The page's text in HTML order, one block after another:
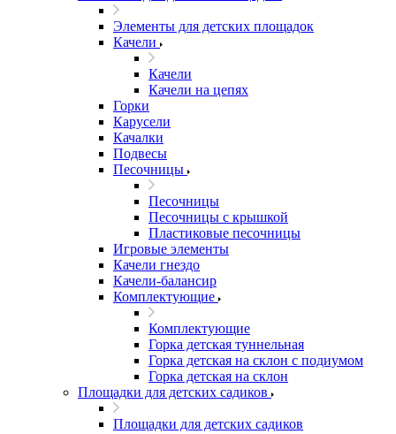
Элементы для детских площадок
Качели
Качели
Качели на цепях
Горки
Карусели
Качалки
Подвесы
Песочницы
Песочницы
Песочницы с крышкой
Пластиковые песочницы
Игровые элементы
Качели гнездо
Качели-балансир
Комплектующие
Комплектующие
Горка детская туннельная
Горка детская на склон с подиумом
Горка детская на склон
Площадки для детских садиков
Площадки для детских садиков